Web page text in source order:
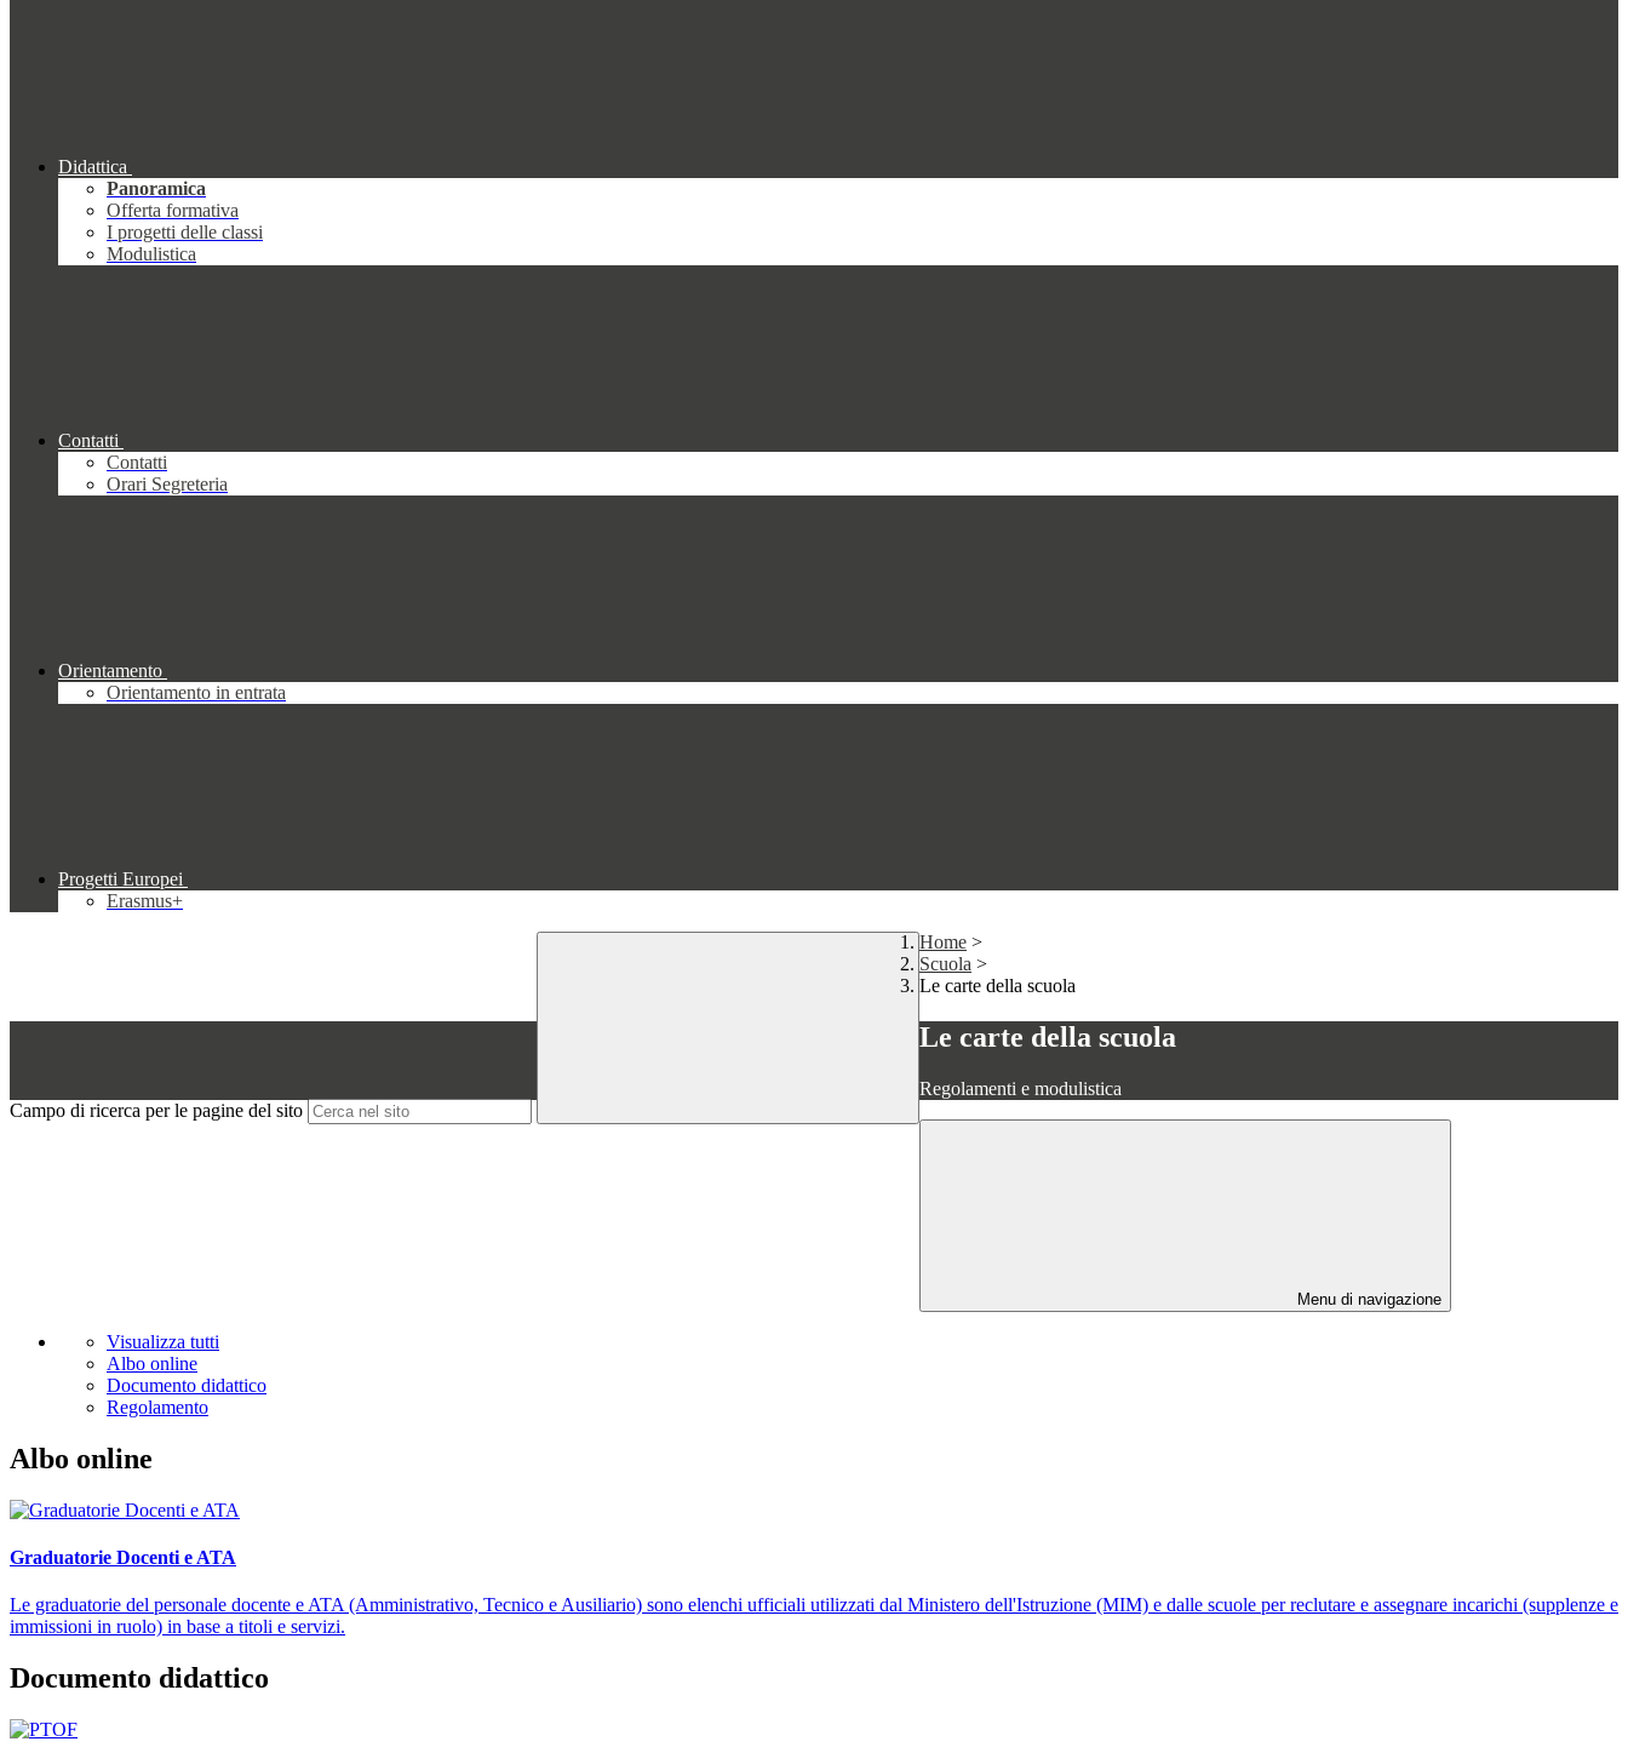
Didattica
Panoramica
Offerta formativa
I progetti delle classi
Modulistica
Contatti
Contatti
Orari Segreteria
Orientamento
Orientamento in entrata
Progetti Europei
Erasmus+
Campo di ricerca per le pagine del sito
Home >
Scuola >
Le carte della scuola
Le carte della scuola
Regolamenti e modulistica
Menu di navigazione
Visualizza tutti
Albo online
Documento didattico
Regolamento
Albo online
Graduatorie Docenti e ATA
Le graduatorie del personale docente e ATA (Amministrativo, Tecnico e Ausiliario) sono elenchi ufficiali utilizzati dal Ministero dell'Istruzione (MIM) e dalle scuole per reclutare e assegnare incarichi (supplenze e
immissioni in ruolo) in base a titoli e servizi.
Documento didattico